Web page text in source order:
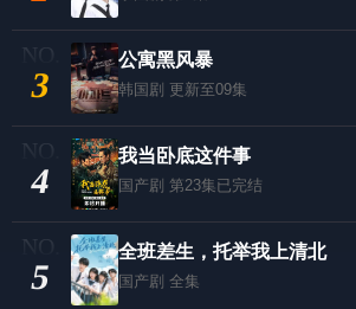
3
公寓黑风暴
韩国剧 更新至09集
4
我当卧底这件事
国产剧 第23集已完结
5
全班差生，托举我上清北
国产剧 全集